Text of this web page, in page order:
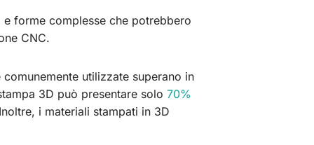
forme complesse che potrebbero
CNC.
utilizzate superano in
3D può presentare solo 70%
i materiali stampati in 3D